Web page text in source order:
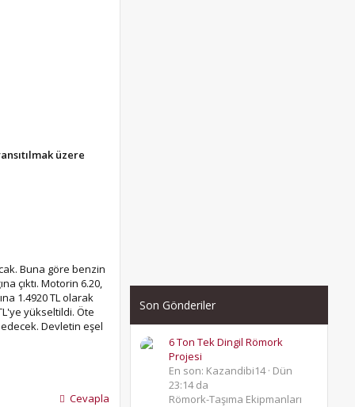
üzere
Buna göre benzin
çıktı. Motorin 6.20,
1.4920 TL olarak
yükseltildi. Öte
Devletin eşel
Cevapla
Son Gönderiler
6 Ton Tek Dingil Römork
Projesi
En son: Kazandibi14 Dün
23:14 da
Römork-Taşıma Ekipmanları